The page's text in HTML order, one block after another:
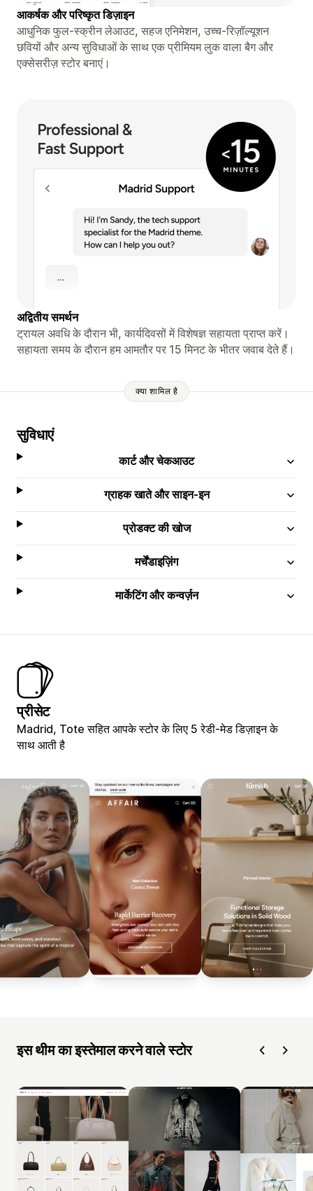
आकर्षक और परिष्कृत डिज़ाइन
आधुनिक फुल-स्क्रीन लेआउट, सहज एनिमेशन, उच्च-रिज़ॉल्यूशन
छवियों और अन्य सुविधाओं के साथ एक प्रीमियम लुक वाला बैग और
एक्सेसरीज़ स्टोर बनाएं।
अद्वितीय समर्थन
ट्रायल अवधि के दौरान भी, कार्यदिवसों में विशेषज्ञ सहायता प्राप्त करें।
सहायता समय के दौरान हम आमतौर पर 15 मिनट के भीतर जवाब देते हैं।
क्या शामिल है
सुविधाएं
कार्ट और चेकआउट
ग्राहक खाते और साइन-इन
प्रोडक्ट की खोज
मर्चेंडाइज़िंग
मार्केटिंग और कन्वर्ज़न
प्रीसेट
Madrid, Tote सहित आपके स्टोर के लिए 5 रेडी-मेड डिज़ाइन के
साथ आती है
इस थीम का इस्तेमाल करने वाले स्टोर